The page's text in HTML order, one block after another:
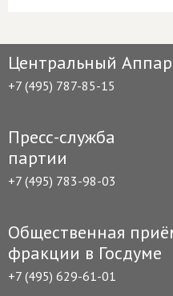
Центральный
+7 (495) 787-85-15
Пресс-служба
партии
+7 (495) 783-98-03
Общественная
фракции в Госдуме
+7 (495) 629-61-01